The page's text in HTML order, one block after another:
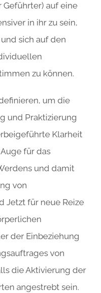
Geführter) auf eine
in ihr zu sein,
sich auf den
zu können.
um die
und Praktizierung
Klarheit
für das
und damit
von
Jetzt für neue Reize
der Einbeziehung
von
die Aktivierung der
angestrebt sein.